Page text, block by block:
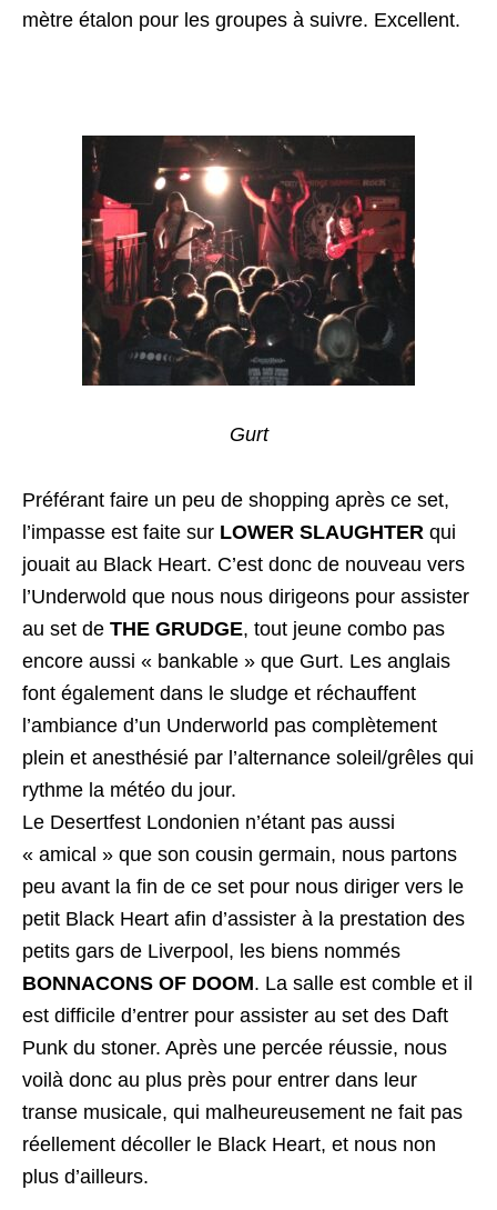
mètre étalon pour les groupes à suivre. Excellent.
Gurt
Préférant faire un peu de shopping après ce set,
l’impasse est faite sur LOWER SLAUGHTER qui
jouait au Black Heart. C’est donc de nouveau vers
l’Underwold que nous nous dirigeons pour assister
au set de THE GRUDGE, tout jeune combo pas
encore aussi « bankable » que Gurt. Les anglais
font également dans le sludge et réchauffent
l’ambiance d’un Underworld pas complètement
plein et anesthésié par l’alternance soleil/grêles qui
rythme la météo du jour.
Le Desertfest Londonien n’étant pas aussi
« amical » que son cousin germain, nous partons
peu avant la fin de ce set pour nous diriger vers le
petit Black Heart afin d’assister à la prestation des
petits gars de Liverpool, les biens nommés
BONNACONS OF DOOM. La salle est comble et il
est difficile d’entrer pour assister au set des Daft
Punk du stoner. Après une percée réussie, nous
voilà donc au plus près pour entrer dans leur
transe musicale, qui malheureusement ne fait pas
réellement décoller le Black Heart, et nous non
plus d’ailleurs.